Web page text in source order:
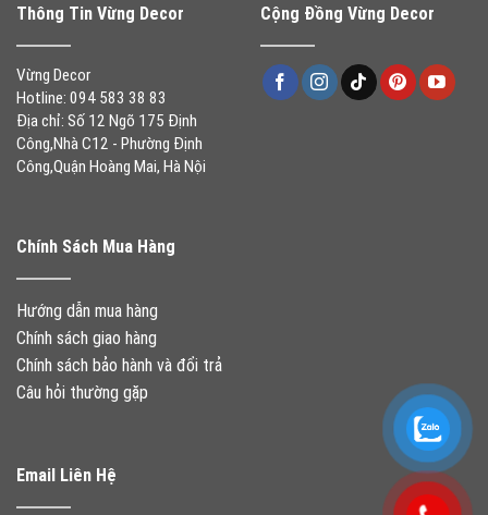
Thông Tin Vừng Decor
Vừng Decor
Hotline: 094 583 38 83
Địa chỉ: Số 12 Ngõ 175 Định
Công,Nhà C12 - Phường Định
Công,Quận Hoàng Mai, Hà Nội
Cộng Đồng Vừng Decor
Chính Sách Mua Hàng
Hướng dẫn mua hàng
Chính sách giao hàng
Chính sách bảo hành và đổi trả
Câu hỏi thường gặp
Email Liên Hệ